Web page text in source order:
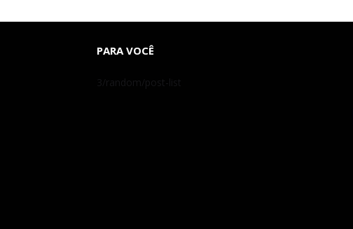
PARA VOCÊ
3/random/post-list